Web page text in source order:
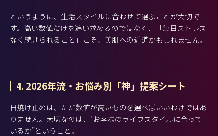
というように、生活スタイルに合わせて選ぶことが大切で
す。高い数値だけを追い求めるのではなく、「毎日ストレス
なく続けられること」こそ、美肌への近道かもしれません。
4. 2026年流・お悩み別「神」提案シート
日焼け止めは、ただ数値が高いものを選べばいいわけではあ
りません。大切なのは、“お客様のライフスタイルに合って
いるか”ということ。